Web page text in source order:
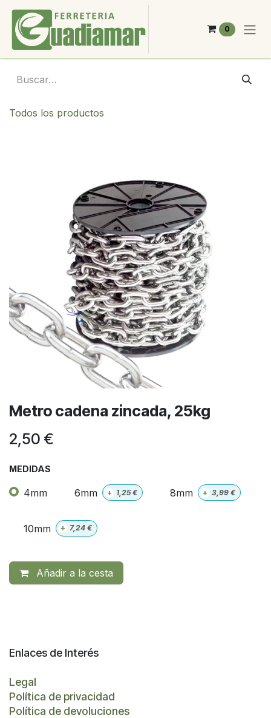
Ir al contenido
0
Todos los productos
Metro cadena zincada, 25kg
2,50 €
MEDIDAS
4mm 6mm + 1,25€ 8mm + 3,99€
10mm + 7,24 €
Añadir a la cesta
Enlaces de Interés
Legal
Política de privacidad
Política de devoluciones